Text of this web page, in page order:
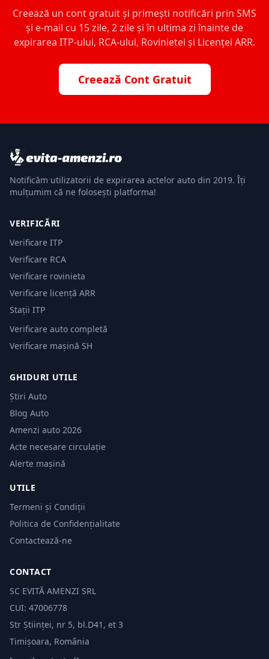
Creează un cont gratuit și primești notificări prin SMS
și e-mail cu 15 zile, 2 zile și în ultima zi înainte de
expirarea ITP-ului, RCA-ului, Rovinietei și Licenței ARR.
Creează Cont Gratuit
Notificăm utilizatorii de expirarea actelor auto din 2019. Îți
mulțumim că ne folosești platforma!
VERIFICĂRI
Verificare ITP
Verificare RCA
Verificare rovinieta
Verificare licență ARR
Stații ITP
Verificare auto completă
Verificare mașină SH
GHIDURI UTILE
Știri Auto
Blog Auto
Amenzi auto 2026
Acte necesare circulație
Alerte mașină
UTILE
Termeni și Condiții
Politica de Confidențialitate
Contactează-ne
CONTACT
SC EVITĂ AMENZI SRL
CUI: 47006778
Str Științei, nr 5, bl.D41, et 3
Timișoara, România